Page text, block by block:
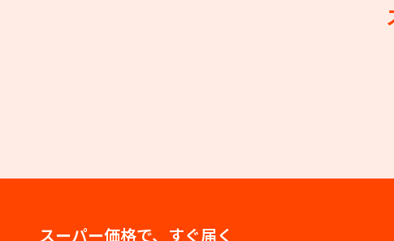
スーパー価格で、すぐ届く